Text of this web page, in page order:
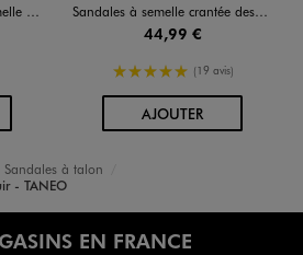
Tanéo Sandales à semelle crantée dessus cuir femme - Tanéo
44,99 €
5/5 de moyenne
(19 avis)
AJOUTERAU PANIER
Sandales à talon
- TANEO
EN FRANCE